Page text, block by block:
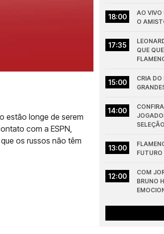
estão longe de serem
com a ESPN,
os russos não têm
18:00
AO VIVO
O
17:35
QUE
15:00
CRIA DO
14:00
13:00
12:00
COM
BRUNO